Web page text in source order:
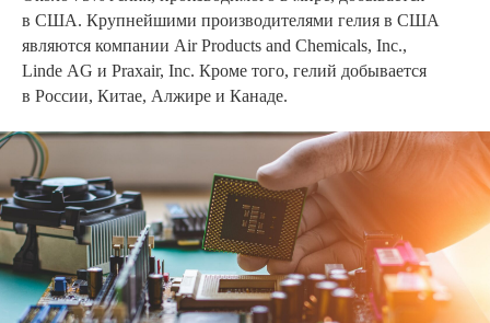
в США. Крупнейшими производителями гелия в США
являются компании Air Products and Chemicals, Inc.,
Linde AG и Praxair, Inc. Кроме того, гелий добывается
в России, Китае, Алжире и Канаде.